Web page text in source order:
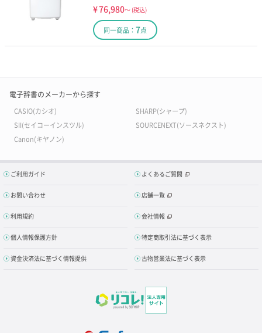
¥76,980～ (税込)
同一商品： 7点
電子辞書のメーカーから探す
CASIO(カシオ)
SHARP(シャープ)
SII(セイコーインスツル)
SOURCENEXT(ソースネクスト)
Canon(キヤノン)
ご利用ガイド よくあるご質問
お問い合わせ 店舗一覧
利用規約 会社情報
個人情報保護方針 特定商取引法に基づく表示
資金決済法に基づく情報提供 古物営業法に基づく表示